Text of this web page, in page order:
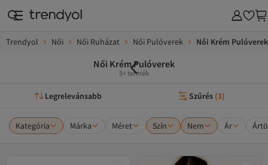
Trendyol Női Női Ruházat Női Pulóverek Női Krém Pulóverek
Női Krém Pulóverek
5+ termék
Legrelevánsabb Szűrés (3)
Kategória Márka Méret Szín Nem Ár